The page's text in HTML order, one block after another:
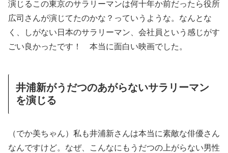
演じるこの東京のサラリーマンは何十年か前だったら役所
広司さんが演じてたのかな？っていうような。なんとな
く、しがない日本のサラリーマン、会社員という感じがす
ごい良かったです！ 本当に面白い映画でした。
井浦新がうだつのあがらないサラリーマン
を演じる
（でか美ちゃん）私も井浦新さんは本当に素敵な俳優さん
なんですけど。なぜ、こんなにもうだつの上がらない男性